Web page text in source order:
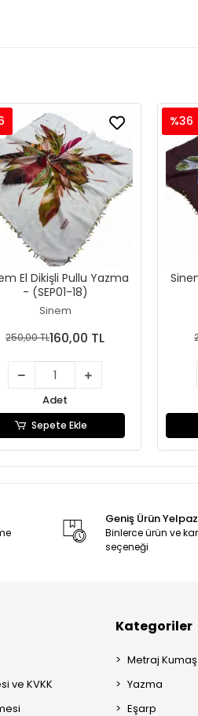
El Dikişli Pullu Yazma
- (SEP01-18)
Sinem
250,00 TL160,00 TL
Adet
Sepete Ekle
%36
Geniş Ürün
Binlerce ürün ve
seçeneği
ve KVKK
Kategoriler
Metraj Kumaş
Yazma
Eşarp